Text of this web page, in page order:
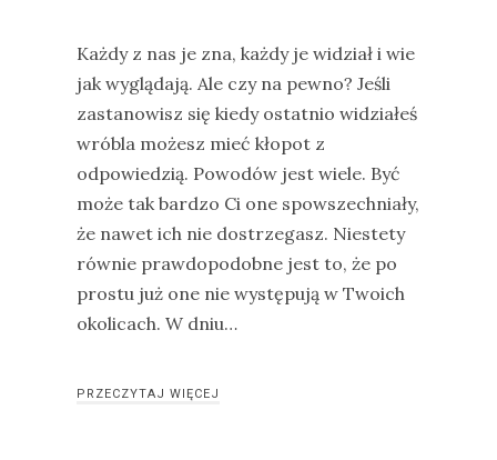
Każdy z nas je zna, każdy je widział i wie
jak wyglądają. Ale czy na pewno? Jeśli
zastanowisz się kiedy ostatnio widziałeś
wróbla możesz mieć kłopot z
odpowiedzią. Powodów jest wiele. Być
może tak bardzo Ci one spowszechniały,
że nawet ich nie dostrzegasz. Niestety
równie prawdopodobne jest to, że po
prostu już one nie występują w Twoich
okolicach. W dniu…
PRZECZYTAJ WIĘCEJ